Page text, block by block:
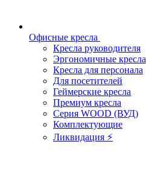
Офисные кресла
Кресла руководителя
Эргономичные кресла
Кресла для персонала
Для посетителей
Геймерские кресла
Премиум кресла
Серия WOOD (ВУД)
Комплектующие
Ликвидация ⚡